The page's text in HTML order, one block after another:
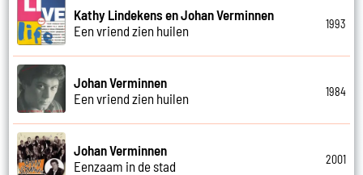
Kathy Lindekens en Johan Verminnen
Een vriend zien huilen
1993
Johan Verminnen
Een vriend zien huilen
1984
Johan Verminnen
Eenzaam in de stad
2001